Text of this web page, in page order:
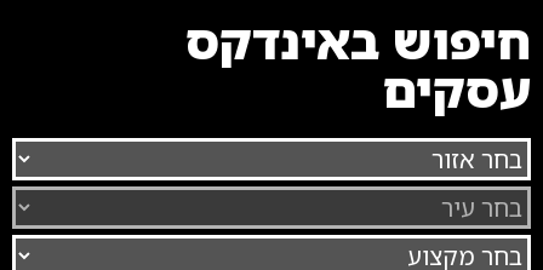
חיפוש באינדקס
עסקים